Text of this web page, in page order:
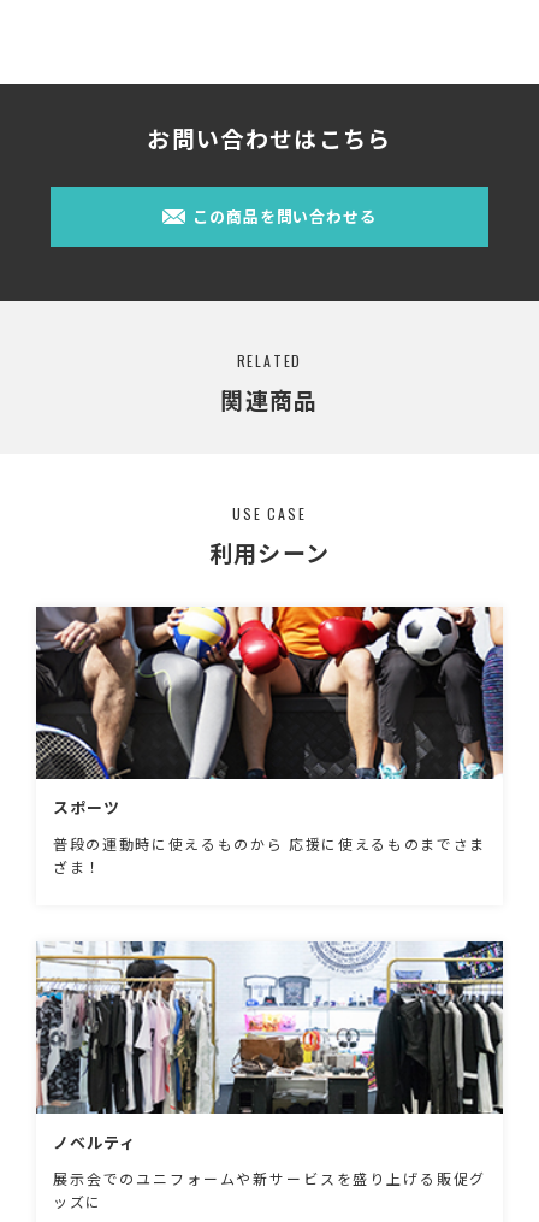
お問い合わせはこちら
この商品を問い合わせる
RELATED
関連商品
USE CASE
利用シーン
スポーツ
普段の運動時に使えるものから 応援に使えるものまでさま
ざま！
ノベルティ
展示会でのユニフォームや新サービスを盛り上げる販促グ
ッズに